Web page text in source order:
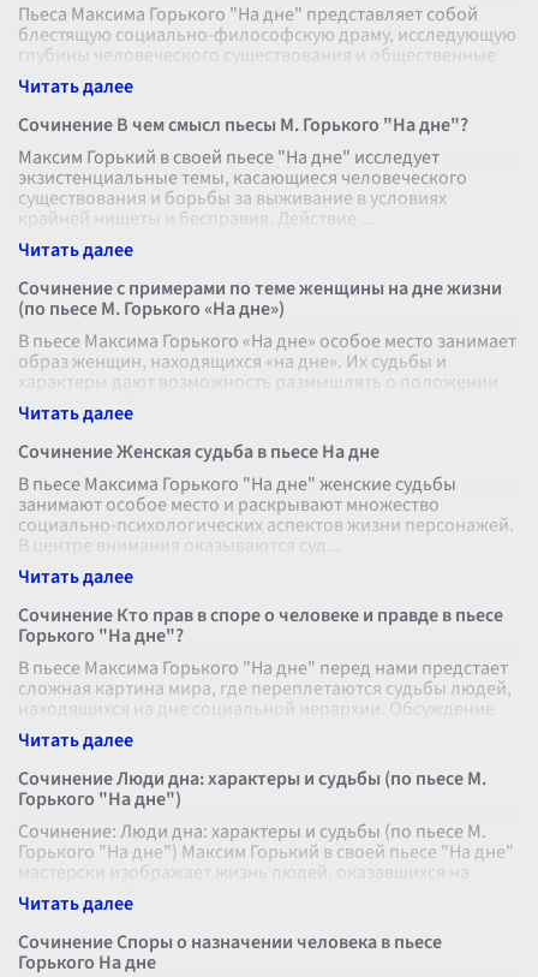
Пьеса Максима Горького "На дне" представляет собой
блестящую социально-философскую драму, исследующую
глубины человеческого существования и общественные
структуры своего времени. Н
Сочинение В чем смысл пьесы М. Горького "На дне"?
Максим Горький в своей пьесе "На дне" исследует
экзистенциальные темы, касающиеся человеческого
существования и борьбы за выживание в условиях
крайней нищеты и бесправия. Действие
Сочинение с примерами по теме женщины на дне жизни
(по пьесе М. Горького «На дне»)
В пьесе Максима Горького «На дне» особое место занимает
образ женщин, находящихся «на дне». Их судьбы и
характеры дают возможность размышлять о положении
женщины в обществе и о ее
Сочинение Женская судьба в пьесе На дне
В пьесе Максима Горького "На дне" женские судьбы
занимают особое место и раскрывают множество
социально-психологических аспектов жизни персонажей.
В центре внимания оказываются суд
Сочинение Кто прав в споре о человеке и правде в пьесе
Горького "На дне"?
В пьесе Максима Горького "На дне" перед нами предстает
сложная картина мира, где переплетаются судьбы людей,
находящихся на дне социальной иерархии. Обсуждение
правды и человека в
Сочинение Люди дна: характеры и судьбы (по пьесе М.
Горького "На дне")
Сочинение: Люди дна: характеры и судьбы (по пьесе М.
Горького "На дне") Максим Горький в своей пьесе "На дне"
мастерски изображает жизнь людей, оказавшихся на
самом дне общества.
Сочинение Споры о назначении человека в пьесе
Горького На дне